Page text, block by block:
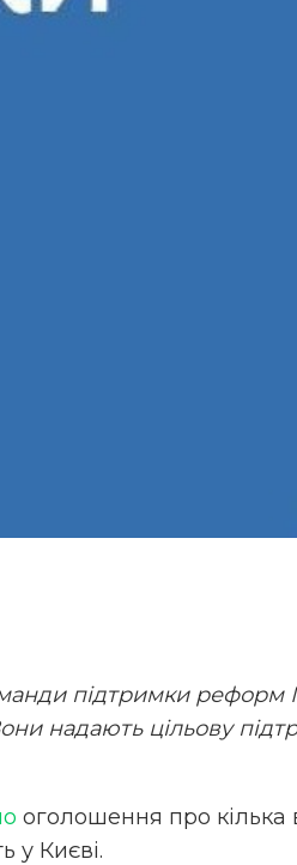
підтримки реформ
надають цільову
оголошення про кілька
у Києві.